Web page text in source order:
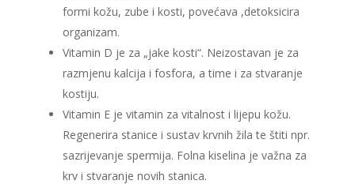
formi kožu, zube i kosti, povećava ,detoksicira
organizam.
Vitamin D je za „jake kosti“. Neizostavan je za
razmjenu kalcija i fosfora, a time i za stvaranje
kostiju.
Vitamin E je vitamin za vitalnost i lijepu kožu.
Regenerira stanice i sustav krvnih žila te štiti npr.
sazrijevanje spermija. Folna kiselina je važna za
krv i stvaranje novih stanica.